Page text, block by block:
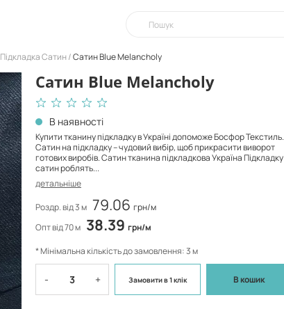
Підкладка Caтин Caтин Blue Melancholy
Caтин Blue Melancholy
В наявності
Купити тканину підкладку в Україні допоможе Босфор Текстиль.
Сатин на підкладку – чудовий вибір, щоб прикрасити виворот
готових виробів. Сатин тканина підкладкова Україна Підкладку
сатин роблять...
детальніше
Роздр. від 3 м 79.06 грн/м
Опт від 70 м 38.39 грн/м
* Мінімальна кількість до замовлення: 3 м
- + Замовитив 1 клік В кошик